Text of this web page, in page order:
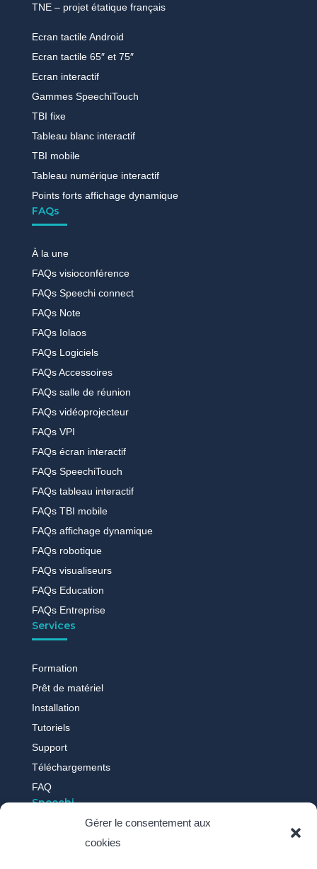
Gérer le consentement aux
cookies
TNE – projet étatique français
Ecran tactile Android
Ecran tactile 65″ et 75″
Ecran interactif
Gammes SpeechiTouch
TBI fixe
Tableau blanc interactif
TBI mobile
Tableau numérique interactif
Points forts affichage dynamique
FAQs
À la une
FAQs visioconférence
FAQs Speechi connect
FAQs Note
FAQs Iolaos
FAQs Logiciels
FAQs Accessoires
FAQs salle de réunion
FAQs vidéoprojecteur
FAQs VPI
FAQs écran interactif
FAQs SpeechiTouch
FAQs tableau interactif
FAQs TBI mobile
FAQs affichage dynamique
FAQs robotique
FAQs visualiseurs
FAQs Education
FAQs Entreprise
Services
Formation
Prêt de matériel
Installation
Tutoriels
Support
Téléchargements
FAQ
Speechi
Qui sommes-nous ?